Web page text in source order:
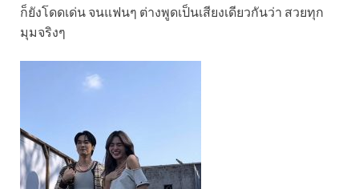
ก็ยังโดดเด่น จนแฟนๆ ต่างพูดเป็นเสียงเดียวกันว่า สวยทุก
มุมจริงๆ